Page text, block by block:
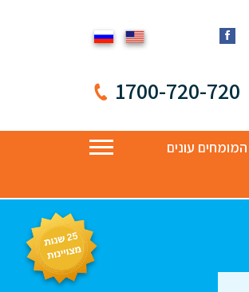
1700-720-720
המומחים עונים